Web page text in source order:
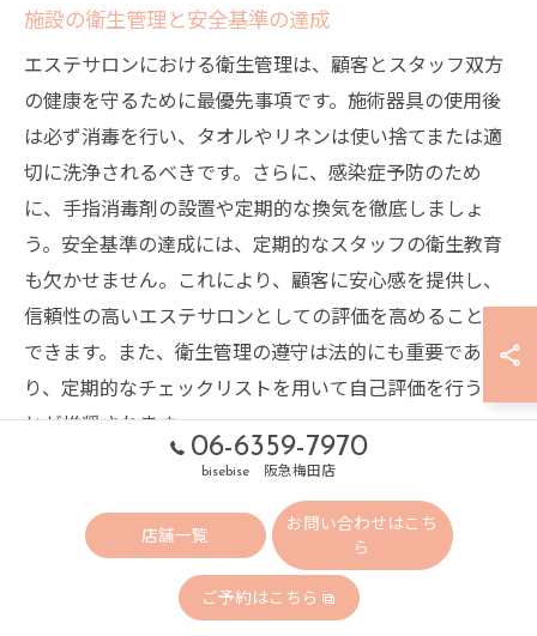
施設の衛生管理と安全基準の達成
エステサロンにおける衛生管理は、顧客とスタッフ双方
の健康を守るために最優先事項です。施術器具の使用後
は必ず消毒を行い、タオルやリネンは使い捨てまたは適
切に洗浄されるべきです。さらに、感染症予防のため
に、手指消毒剤の設置や定期的な換気を徹底しましょ
う。安全基準の達成には、定期的なスタッフの衛生教育
も欠かせません。これにより、顧客に安心感を提供し、
信頼性の高いエステサロンとしての評価を高めることが
できます。また、衛生管理の遵守は法的にも重要であ
り、定期的なチェックリストを用いて自己評価を行うこ
とが推奨されます。
エステサロンを開業する際、保険の加入は重要なステッ
プです。特に、施術中の事故やトラブルに備えるため
に、賠償責任保険への加入が推奨されます。この保険
06-6359-7970
bisebise 阪急梅田店
店舗一覧
お問い合わせはこち
ら
ご予約はこちら